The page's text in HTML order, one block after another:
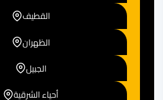
القطيف
الظهران
الجبيل
أحياء الشرقية